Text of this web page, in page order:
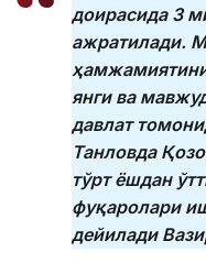
доирасида 3
ажратилади.
янги ва
давлат
Танловда
тўрт ёшдан
фуқаролари
дейилади